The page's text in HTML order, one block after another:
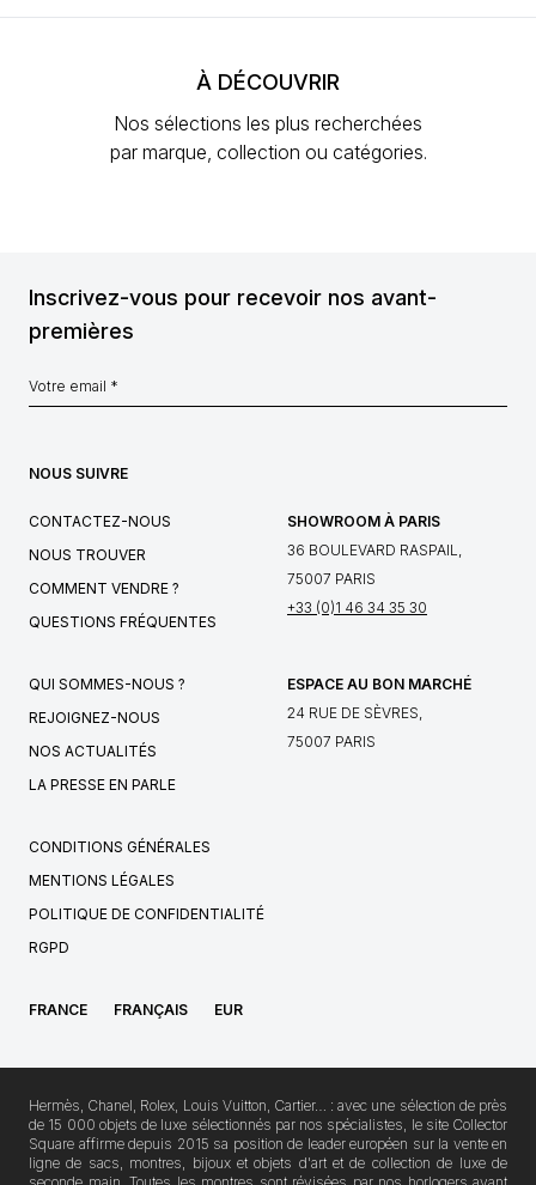
À DÉCOUVRIR
Nos sélections les plus recherchées
par marque, collection ou catégories.
Inscrivez-vous pour recevoir nos avant-
premières
NOUS SUIVRE
CONTACTEZ-NOUS
NOUS TROUVER
COMMENT VENDRE ?
QUESTIONS FRÉQUENTES
SHOWROOM À PARIS
36 BOULEVARD RASPAIL,
75007 PARIS
+33 (0)1 46 34 35 30
QUI SOMMES-NOUS ?
REJOIGNEZ-NOUS
NOS ACTUALITÉS
LA PRESSE EN PARLE
ESPACE AU BON MARCHÉ
24 RUE DE SÈVRES,
75007 PARIS
CONDITIONS GÉNÉRALES
MENTIONS LÉGALES
POLITIQUE DE CONFIDENTIALITÉ
RGPD
FRANCE FRANÇAIS EUR
Hermès, Chanel, Rolex, Louis Vuitton, Cartier… : avec une sélection de près
de 15 000 objets de luxe sélectionnés par nos spécialistes, le site Collector
Square affirme depuis 2015 sa position de leader européen sur la vente en
ligne de sacs, montres, bijoux et objets d'art et de collection de luxe de